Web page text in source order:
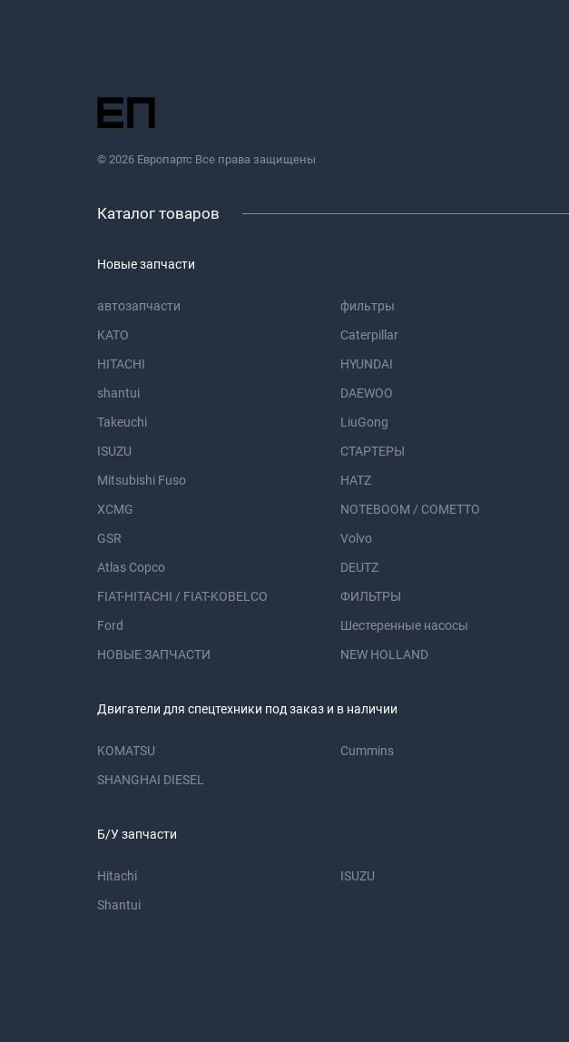
© 2026 Европартс Все права защищены
Каталог товаров
Новые запчасти
автозапчасти фильтры
KATO
Caterpillar
HITACHI
HYUNDAI
shantui
DAEWOO
Takeuchi
LiuGong
ISUZU
СТАРТЕРЫ
Mitsubishi Fuso
HATZ
XCMG
NOTEBOOM / COMETTO
GSR
Volvo
Atlas Copco
DEUTZ
FIAT-HITACHI / FIAT-KOBELCO
ФИЛЬТРЫ
Ford
Шестеренные насосы
НОВЫЕ ЗАПЧАСТИ
NEW HOLLAND
Двигатели для спецтехники под заказ и в наличии
KOMATSU Cummins
SHANGHAI DIESEL
Б/У запчасти
Hitachi ISUZU
Shantui